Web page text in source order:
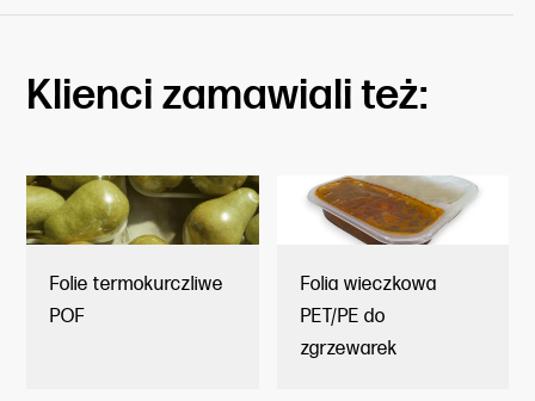
Klienci zamawiali też:
Folie termokurczliwe
POF
Folia wieczkowa
PET/PE do
zgrzewarek